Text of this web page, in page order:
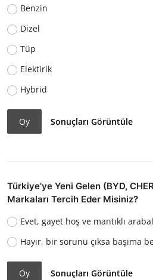
Benzin
Dizel
Tüp
Elektirik
Hybrid
Oy Sonuçları Görüntüle
Türkiye'ye Yeni Gelen (BYD,
Markaları Tercih Eder Misiniz?
Evet, gayet hoş ve mantıklı
Hayır, bir sorunu çıksa başıma
Oy Sonuçları Görüntüle